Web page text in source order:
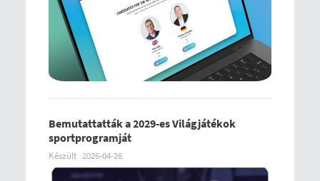
Bemutattatták a 2029-es Világjátékok
sportprogramját
Készült 2026-04-26